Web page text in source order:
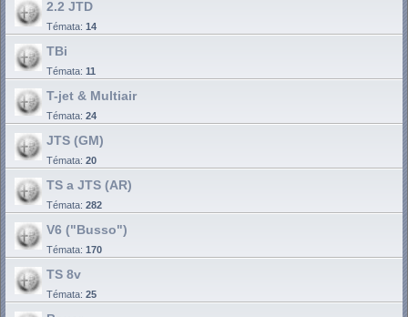
2.2 JTD
Témata: 14
TBi
Témata: 11
T-jet & Multiair
Témata: 24
JTS (GM)
Témata: 20
TS a JTS (AR)
Témata: 282
V6 ("Busso")
Témata: 170
TS 8v
Témata: 25